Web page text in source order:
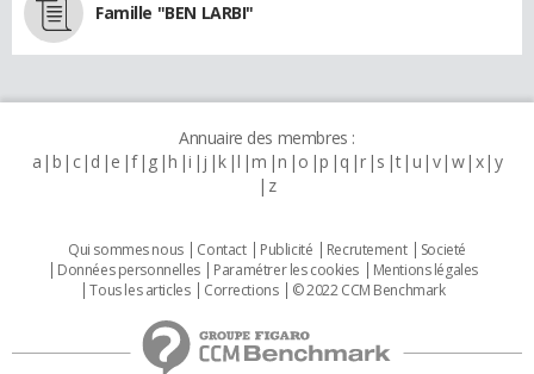
Famille "BEN LARBI"
Annuaire des membres :
a b c d e f g h i j k l m n o p q r s t u v w x y
z
Qui sommes nous Contact Publicité Recrutement
Societé
Données personnelles
Paramétrer les cookies
Mentions légales
Tous les articles
Corrections © 2022 CCM Benchmark